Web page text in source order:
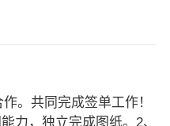
。共同完成签单工作！
力，独立完成图纸。2、